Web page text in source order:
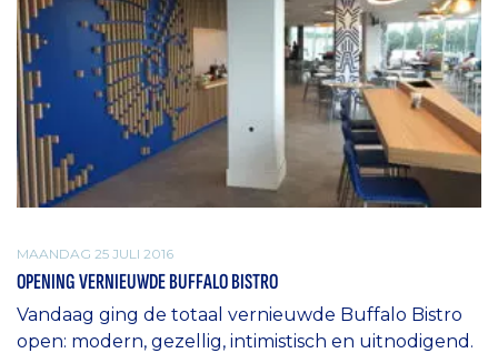
MAANDAG 25 JULI 2016
OPENING VERNIEUWDE BUFFALO BISTRO
Vandaag ging de totaal vernieuwde Buffalo Bistro
open: modern, gezellig, intimistisch en uitnodigend.